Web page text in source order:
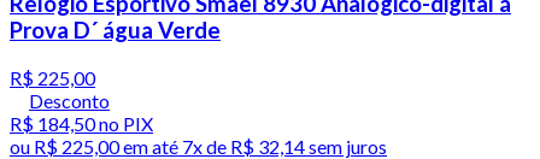
Prova D´ água Verde
R$ 225,00
Desconto
R$ 184,50no PIX
ou R$ 225,00em até 7x de R$ 32,14 sem juros